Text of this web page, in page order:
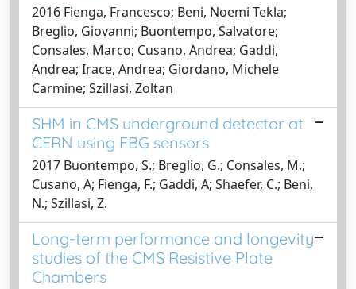
2016 Fienga, Francesco; Beni, Noemi Tekla;
Breglio, Giovanni; Buontempo, Salvatore;
Consales, Marco; Cusano, Andrea; Gaddi,
Andrea; Irace, Andrea; Giordano, Michele
Carmine; Szillasi, Zoltan
SHM in CMS underground detector at
CERN using FBG sensors
2017 Buontempo, S.; Breglio, G.; Consales, M.;
Cusano, A; Fienga, F.; Gaddi, A; Shaefer, C.; Beni,
N.; Szillasi, Z.
Long-term performance and longevity
studies of the CMS Resistive Plate
Chambers